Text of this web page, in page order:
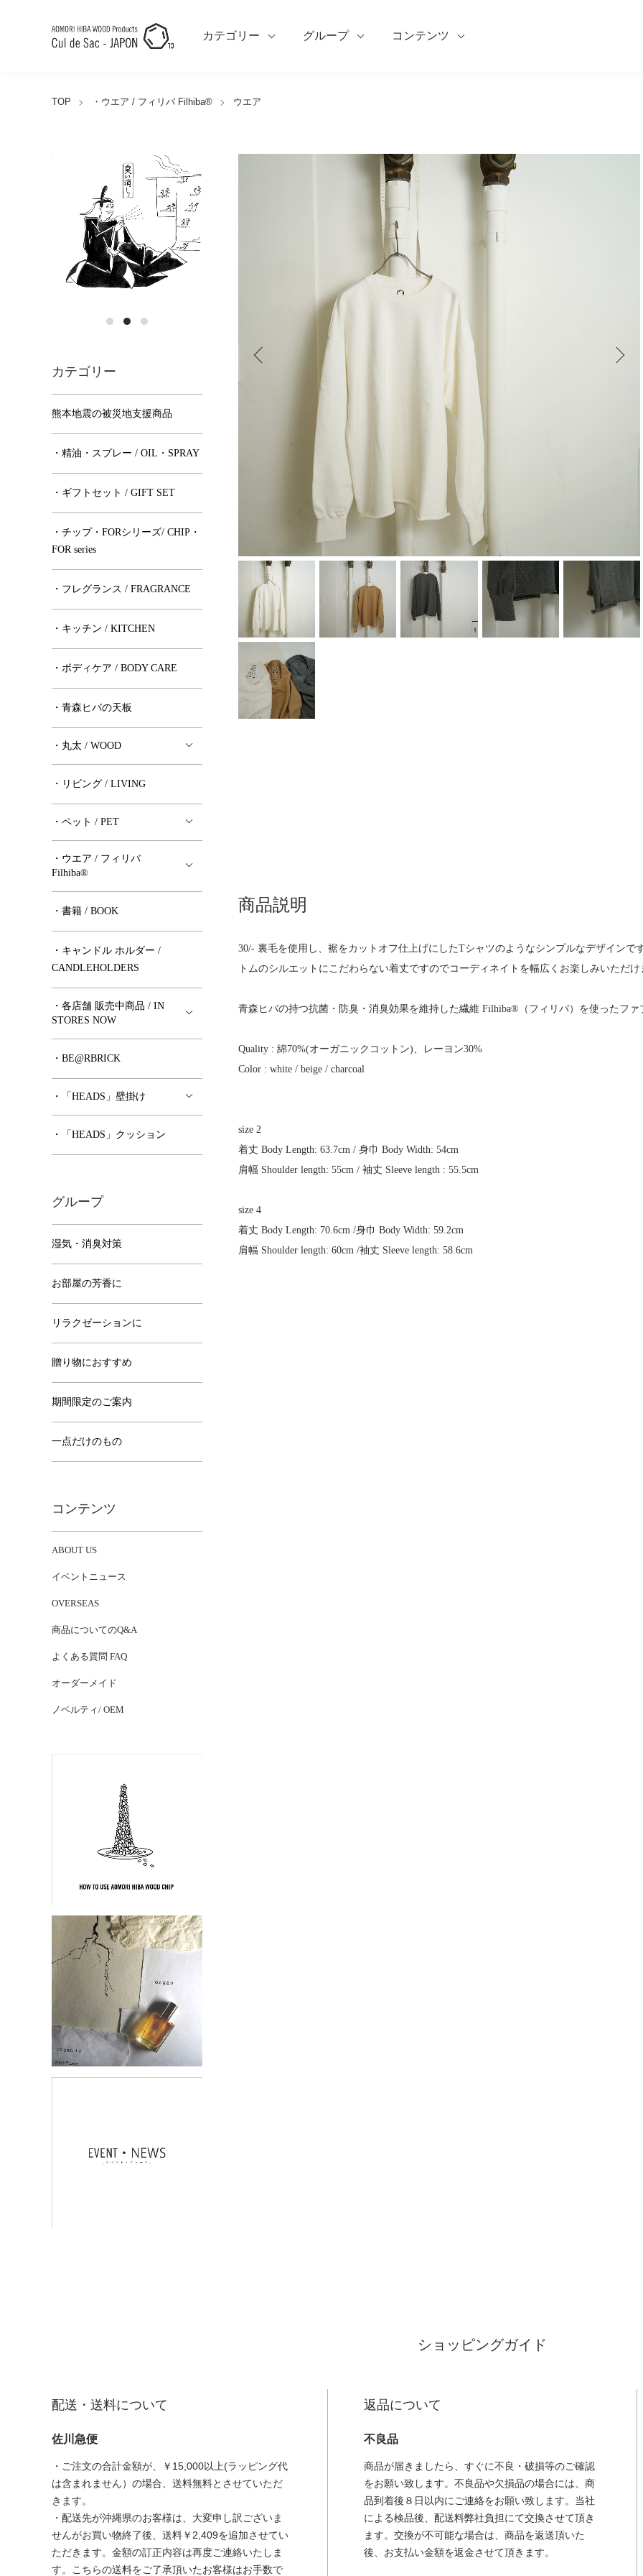
カテゴリー グループ コンテンツ
TOP ・ウエア / フィリバ Filhiba®︎ ウエア
商品説明
30/- 裏毛を使用し、裾をカットオフ仕上げにしたTシャツのようなシンプルなデザイン
トムのシルエットにこだわらない着丈ですのでコーディネイトを幅広くお楽しみいただけ
青森ヒバの持つ抗菌・防臭・消臭効果を維持した繊維 Filhiba®（フィリバ）を使ったファ
Quality : 綿70%(オーガニックコットン)、レーヨン30%
Color : white / beige / charcoal
size 2
着丈 Body Length: 63.7cm / 身巾 Body Width: 54cm
肩幅 Shoulder length: 55cm / 袖丈 Sleeve length : 55.5cm
size 4
着丈 Body Length: 70.6cm /身巾 Body Width: 59.2cm
肩幅 Shoulder length: 60cm /袖丈 Sleeve length: 58.6cm
カテゴリー
熊本地震の被災地支援商品
・精油・スプレー / OIL・SPRAY
・ギフトセット / GIFT SET
・チップ・FORシリーズ/ CHIP・
FOR series
・フレグランス / FRAGRANCE
・キッチン / KITCHEN
・ボディケア / BODY CARE
・青森ヒバの天板
・丸太 / WOOD
・リビング / LIVING
・ペット / PET
・ウエア / フィリバ
Filhiba®︎
・書籍 / BOOK
・キャンドル ホルダー /
CANDLEHOLDERS
・各店舗 販売中商品 / IN
STORES NOW
・BE@RBRICK
・「HEADS」壁掛け
・「HEADS」クッション
グループ
湿気・消臭対策
お部屋の芳香に
リラクゼーションに
贈り物におすすめ
期間限定のご案内
一点だけのもの
コンテンツ
ABOUT US
イベントニュース
OVERSEAS
商品についてのQ&A
よくある質問 FAQ
オーダーメイド
ノベルティ/ OEM
ショッピングガイド
配送・送料について
佐川急便
・ご注文の合計金額が、￥15,000以上(ラッピング代
は含まれません）の場合、送料無料とさせていただ
きます。
・配送先が沖縄県のお客様は、大変申し訳ございま
せんがお買い物終了後、送料￥2,409を追加させてい
ただきます。金額の訂正内容は再度ご連絡いたしま
す。こちらの送料をご了承頂いたお客様はお手数で
返品について
不良品
商品が届きましたら、すぐに不良・破損等のご確認
をお願い致します。不良品や欠損品の場合には、商
品到着後８日以内にご連絡をお願い致します。当社
による検品後、配送料弊社負担にて交換させて頂き
ます。交換が不可能な場合は、商品を返送頂いた
後、お支払い金額を返金させて頂きます。